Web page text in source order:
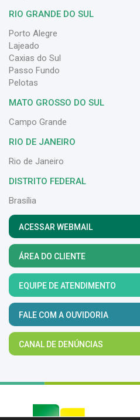
RIO GRANDE DO SUL
Porto Alegre
Lajeado
Caxias do Sul
Passo Fundo
Pelotas
MATO GROSSO DO SUL
Campo Grande
RIO DE JANEIRO
Rio de Janeiro
DISTRITO FEDERAL
Brasília
ACESSAR WEBMAIL
ÁREA DO CLIENTE
EQUIPE DE ATENDIMENTO
FALE COM A OUVIDORIA
CANAL DE DENÚNCIAS